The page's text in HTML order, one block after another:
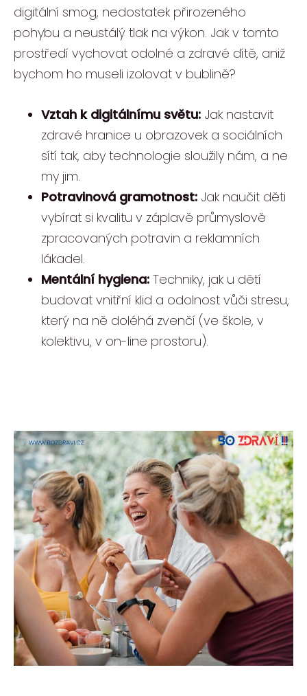
digitální smog, nedostatek přirozeného
pohybu a neustálý tlak na výkon. Jak v tomto
prostředí vychovat odolné a zdravé dítě, aniž
bychom ho museli izolovat v bublině?
Vztah k digitálnímu světu: Jak nastavit
zdravé hranice u obrazovek a sociálních
sítí tak, aby technologie sloužily nám, a ne
my jim.
Potravinová gramotnost: Jak naučit děti
vybírat si kvalitu v záplavě průmyslově
zpracovaných potravin a reklamních
lákadel.
Mentální hygiena: Techniky, jak u dětí
budovat vnitřní klid a odolnost vůči stresu,
který na ně doléhá zvenčí (ve škole, v
kolektivu, v on-line prostoru).